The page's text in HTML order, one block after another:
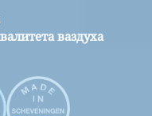
ваздуха